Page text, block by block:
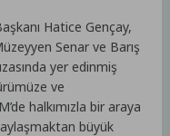
Hatice Gençay,
Senar ve Barış
yer edinmiş
ve
halkımızla bir araya
büyük